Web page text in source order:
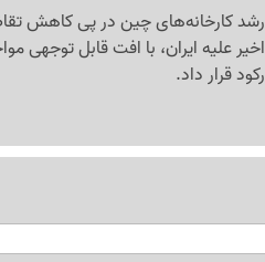
رشد کارخانه‌های چین در پی کاهش
اخیر علیه ایران، با افت قابل توجهی
رکود قرار داد.